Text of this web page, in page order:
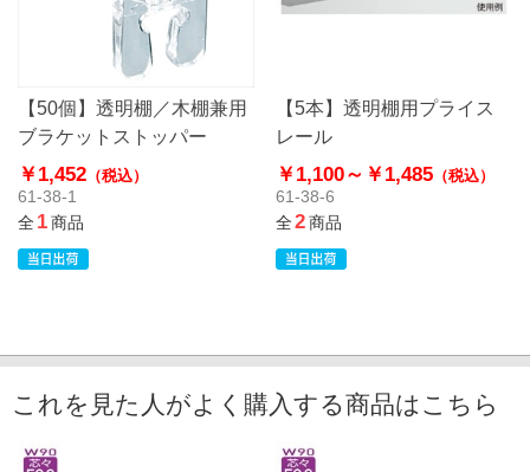
【50個】透明棚／木棚兼用
ブラケットストッパー
￥1,452 （税込）
61-38-1
全1商品
【5本】透明棚用プライス
レール
￥1,100～ ￥1,485 （税込）
61-38-6
全2商品
これを見た人がよく購入する商品はこちら